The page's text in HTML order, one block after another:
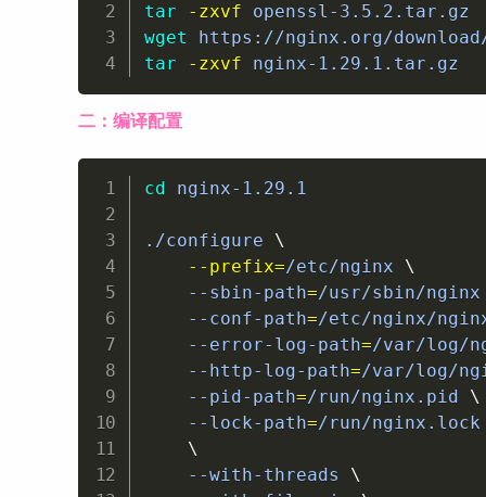
tar
-zxvf
wget
tar
-zxvf nginx-1.29.1.tar.gz
二：编译配置
cd nginx-1.29.1
./configure \
--prefix=/etc/nginx \
    --sbin-path
=/usr/sbin/
    --conf-path
=/etc/nginx/
    --error-log-path
=/var/log/
    --http-log-path
=/var/log/
    --pid-path
=/run/nginx.pid \
    --lock-path
=/run/
\
    --with-threads
\